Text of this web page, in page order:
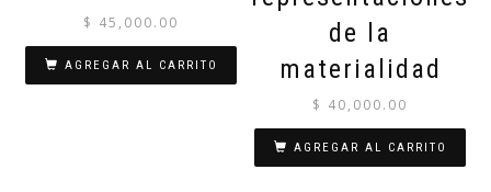
$ 45,000.00
AGREGAR AL CARRITO
de la
materialidad
$ 40,000.00
AGREGAR AL CARRITO